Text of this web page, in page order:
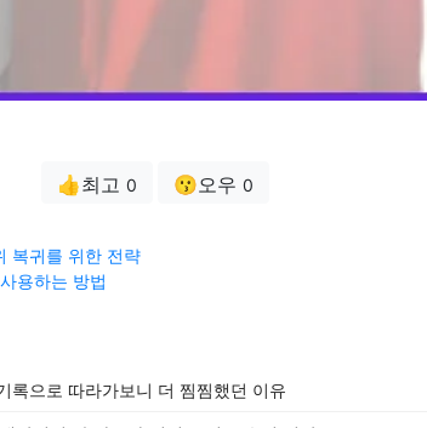
👍최고 0 😗오우 0
복귀를 위한 전략
용하는 방법
록으로 따라가보니 더 찜찜했던 이유